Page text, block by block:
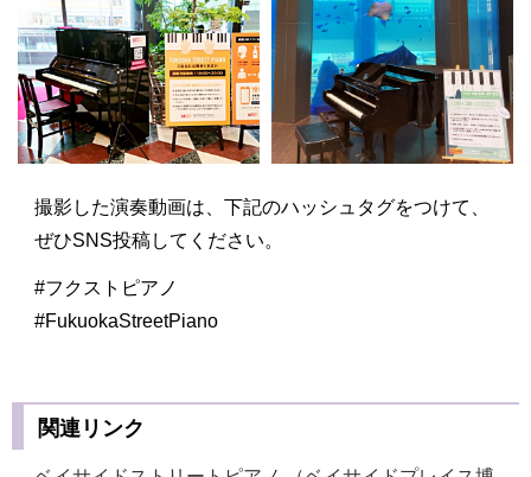
撮影した演奏動画は、下記のハッシュタグをつけて、
ぜひSNS投稿してください。
#フクストピアノ
#FukuokaStreetPiano
関連リンク